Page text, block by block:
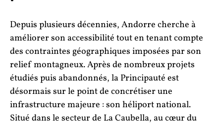
Depuis plusieurs décennies, Andorre cherche à
améliorer son accessibilité tout en tenant compte
des contraintes géographiques imposées par son
relief montagneux. Après de nombreux projets
étudiés puis abandonnés, la Principauté est
désormais sur le point de concrétiser une
infrastructure majeure : son héliport national.
Situé dans le secteur de La Caubella, au cœur du